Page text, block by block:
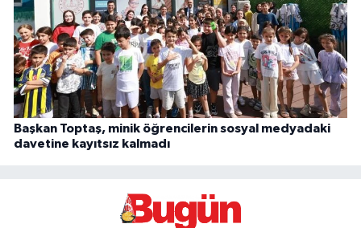
Başkan Toptaş, minik öğrencilerin sosyal medyadaki
davetine kayıtsız kalmadı